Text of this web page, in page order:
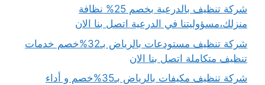
شركة تنظيف بالدرعية بخصم 25% نظافة
منزلك،مسؤوليتنا في الدرعية اتصل بنا الان
شركة تنظيف مستودعات بالرياض بـ32%خصم خدمات
تنظيف متكاملة اتصل بنا الان
شركة تنظيف مكيفات بالرياض بـ35%خصم و أداء